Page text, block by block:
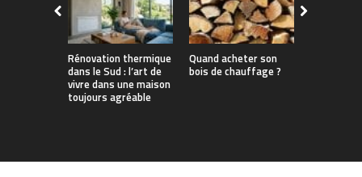
Rénovation thermique
dans le Sud : l’art de
vivre dans une maison
toujours agréable
Quand acheter son
bois de chauffage ?